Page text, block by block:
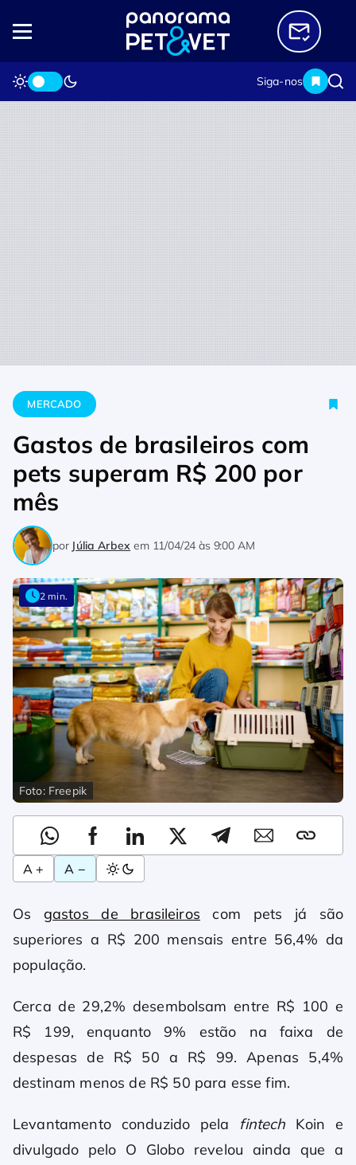
Siga-nos
Home Mercado Gastos de brasileiros com pets superam R$
MERCADO
Gastos de brasileiros com
pets superam R$ 200 por
mês
por Júlia Arbex em 11/04/24 às 9:00 AM
Foto: Freepik
2 min.
A + A −
Os gastos de brasileiros com pets já são
superiores a R$ 200 mensais entre 56,4% da
população.
Cerca de 29,2% desembolsam entre R$ 100 e
R$ 199, enquanto 9% estão na faixa de
despesas de R$ 50 a R$ 99. Apenas 5,4%
destinam menos de R$ 50 para esse fim.
Levantamento conduzido pela fintech Koin e
divulgado pelo O Globo revelou ainda que a